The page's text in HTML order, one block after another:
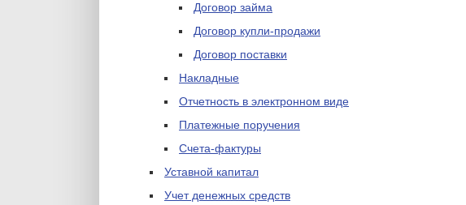
Договор займа
Договор купли-продажи
Договор поставки
Накладные
Отчетность в электронном виде
Платежные поручения
Счета-фактуры
Уставной капитал
Учет денежных средств